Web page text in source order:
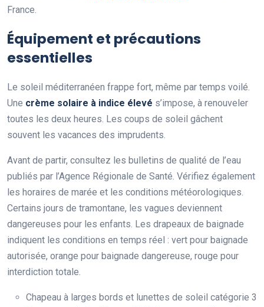
France.
Équipement et précautions
essentielles
Le soleil méditerranéen frappe fort, même par temps voilé.
Une crème solaire à indice élevé s’impose, à renouveler
toutes les deux heures. Les coups de soleil gâchent
souvent les vacances des imprudents.
Avant de partir, consultez les bulletins de qualité de l’eau
publiés par l’Agence Régionale de Santé. Vérifiez également
les horaires de marée et les conditions météorologiques.
Certains jours de tramontane, les vagues deviennent
dangereuses pour les enfants. Les drapeaux de baignade
indiquent les conditions en temps réel : vert pour baignade
autorisée, orange pour baignade dangereuse, rouge pour
interdiction totale.
Chapeau à larges bords et lunettes de soleil catégorie 3